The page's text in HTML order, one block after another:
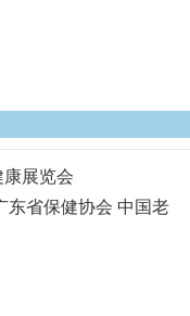
康展览会
东省保健协会 中国老